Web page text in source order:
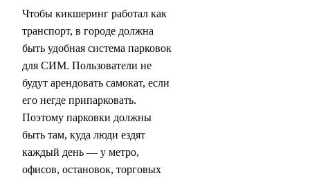
Чтобы кикшеринг работал как
транспорт, в городе должна
быть удобная система парковок
для СИМ. Пользователи не
будут арендовать самокат, если
его негде припарковать.
Поэтому парковки должны
быть там, куда люди ездят
каждый день — у метро,
офисов, остановок, торговых